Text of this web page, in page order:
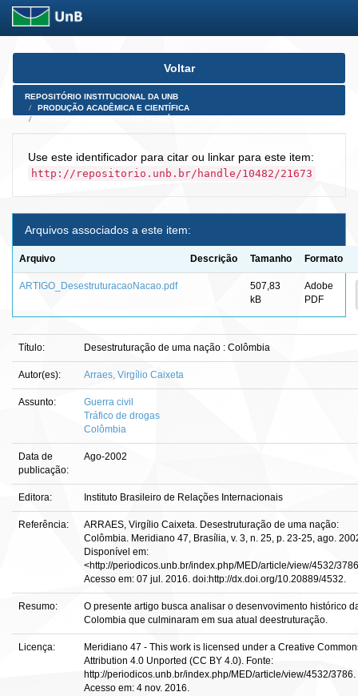
Skip
Voltar
REPOSITÓRIO INSTITUCIONAL DA UNB
PRODUÇÃO ACADÊMICA E CIENTÍFICA
Use este identificador para citar ou linkar para este item:
http://repositorio.unb.br/handle/10482/21673
Arquivos associados a este item:
Arquivo Descrição Tamanho Formato
ARTIGO_DesestruturacaoNacao.pdf
507,83
kB
Adobe
PDF
Título: Desestruturação de uma nação : Colômbia
Autor(es): Arraes, Virgílio Caixeta
Assunto:
Guerra civil
Tráfico de drogas
Colômbia
Data de
publicação:
Ago-2002
Editora: Instituto Brasileiro de Relações Internacionais
Referência:
ARRAES, Virgílio Caixeta. Desestruturação de uma nação:
Colômbia. Meridiano 47, Brasília, v. 3, n. 25, p. 23-25, ago.
Disponível em:
<http://periodicos.unb.br/index.php/MED/article/view/4532/
Acesso em: 07 jul. 2016. doi:http://dx.doi.org/10.20889/4532.
Resumo:
O presente artigo busca analisar o desenvovimento histórico
Colombia que culminaram em sua atual deestruturação.
Licença:
Meridiano 47 - This work is licensed under a Creative
Attribution 4.0 Unported (CC BY 4.0). Fonte:
http://periodicos.unb.br/index.php/MED/article/view/4532/3786.
Acesso em: 4 nov. 2016.